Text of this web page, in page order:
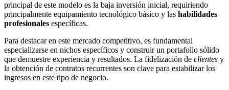
principal de este modelo es la baja inversión inicial, requiriendo
principalmente equipamiento tecnológico básico y las habilidades
profesionales específicas.
Para destacar en este mercado competitivo, es fundamental
especializarse en nichos específicos y construir un portafolio sólido
que demuestre experiencia y resultados. La fidelización de clientes y
la obtención de contratos recurrentes son clave para estabilizar los
ingresos en este tipo de negocio.